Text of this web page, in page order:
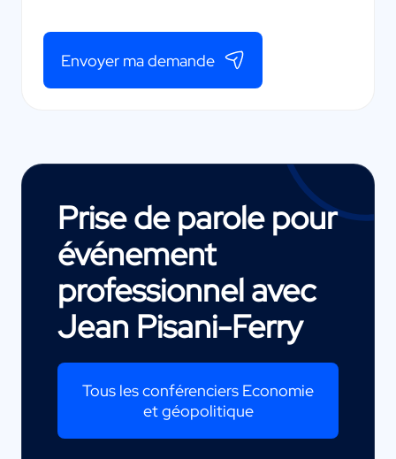
Envoyer ma demande
Prise de parole pour
événement
professionnel avec
Jean Pisani-Ferry
Tous les conférenciers Economie
et géopolitique